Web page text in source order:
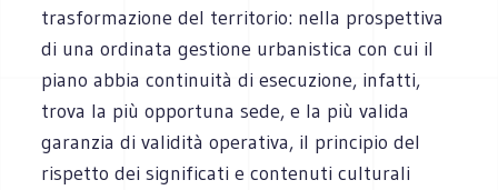
trasformazione del territorio: nella prospettiva
di una ordinata gestione urbanistica con cui il
piano abbia continuità di esecuzione, infatti,
trova la più opportuna sede, e la più valida
garanzia di validità operativa, il principio del
rispetto dei significati e contenuti culturali